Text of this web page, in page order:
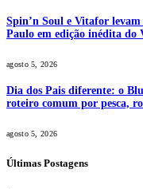
Spin’n Soul e Vitafor
Paulo em edição inédita
agosto 5, 2026
Dia dos Pais diferente: o
roteiro comum por pesca,
agosto 5, 2026
Últimas Postagens